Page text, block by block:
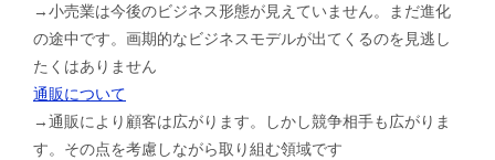
→小売業は今後のビジネス形態が見えていません。まだ進化
の途中です。画期的なビジネスモデルが出てくるのを見逃し
たくはありません
通販について
→通販により顧客は広がります。しかし競争相手も広がりま
す。その点を考慮しながら取り組む領域です